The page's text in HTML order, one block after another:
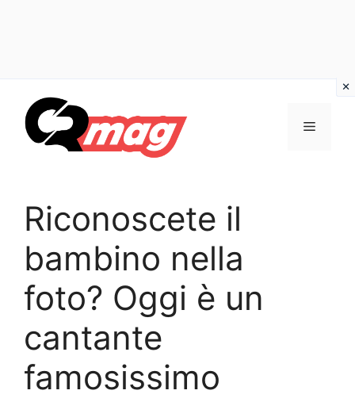
contenuto
Menu
Riconoscete il
bambino nella
foto? Oggi è un
cantante
famosissimo